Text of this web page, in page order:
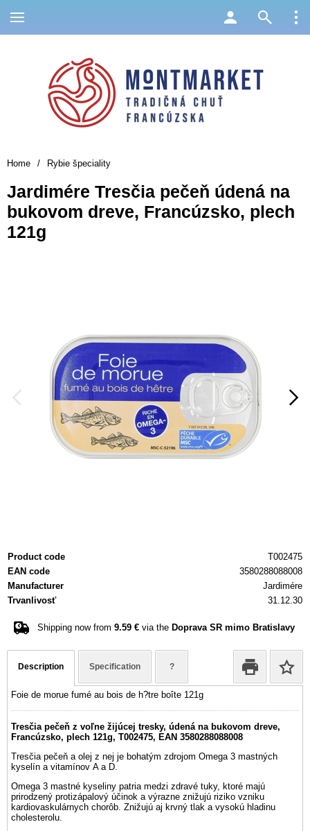
Home / Rybie špeciality
Jardimére Tresčia pečeň údená na
bukovom dreve, Francúzsko, plech
121g
Product code
T002475
EAN code
3580288088008
Manufacturer
Jardimére
Trvanlivosť
31.12.30
Shipping now from 9.59 € via the Doprava SR mimo Bratislavy
Description Specification ?
Foie de morue fumé au bois de h?tre boîte 121g
Tresčia pečeň z voľne žijúcej tresky, údená na bukovom dreve,
Francúzsko, plech 121g, T002475, EAN 3580288088008
Tresčia pečeň a olej z nej je bohatým zdrojom Omega 3 mastných
kyselín a vitamínov A a D.
Omega 3 mastné kyseliny patria medzi zdravé tuky, ktoré majú
prirodzený protizápalový účinok a výrazne znižujú riziko vzniku
kardiovaskulárnych chorôb. Znižujú aj krvný tlak a vysokú hladinu
cholesterolu.